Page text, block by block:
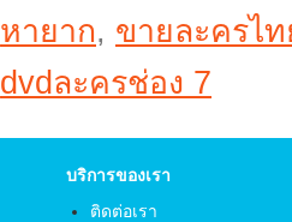
หายาก, ขายละครไ
dvdละครช่อง 7
บริการของเรา
ติดต่อเรา